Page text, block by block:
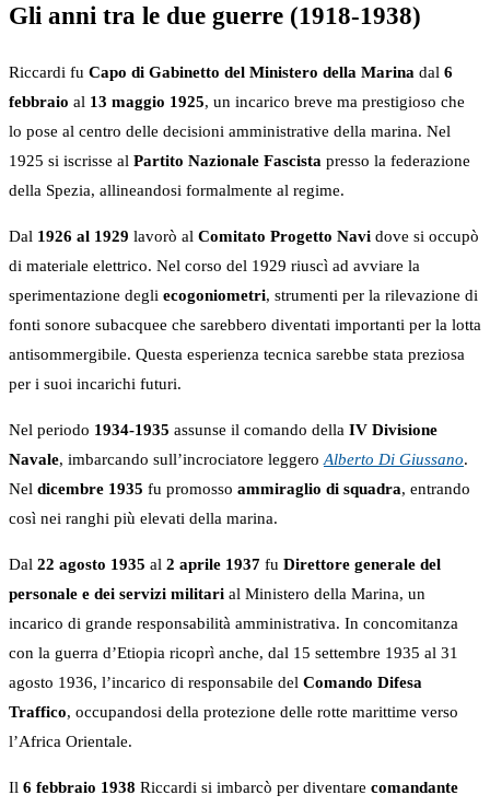
Gli anni tra le due guerre (1918-1938)
Riccardi fu Capo di Gabinetto del Ministero della Marina dal 6
febbraio al 13 maggio 1925, un incarico breve ma prestigioso che
lo pose al centro delle decisioni amministrative della marina. Nel
1925 si iscrisse al Partito Nazionale Fascista presso la federazione
della Spezia, allineandosi formalmente al regime.
Dal 1926 al 1929 lavorò al Comitato Progetto Navi dove si occupò
di materiale elettrico. Nel corso del 1929 riuscì ad avviare la
sperimentazione degli ecogoniometri, strumenti per la rilevazione di
fonti sonore subacquee che sarebbero diventati importanti per la lotta
antisommergibile. Questa esperienza tecnica sarebbe stata preziosa
per i suoi incarichi futuri.
Nel periodo 1934-1935 assunse il comando della IV Divisione
Navale, imbarcando sull’incrociatore leggeroAlberto Di Giussano.
Nel dicembre 1935 fu promosso ammiraglio di squadra, entrando
così nei ranghi più elevati della marina.
Dal 22 agosto 1935 al 2 aprile 1937 fu Direttore generale del
personale e dei servizi militari al Ministero della Marina, un
incarico di grande responsabilità amministrativa. In concomitanza
con la guerra d’Etiopia ricoprì anche, dal 15 settembre 1935 al 31
agosto 1936, l’incarico di responsabile del Comando Difesa
Traffico, occupandosi della protezione delle rotte marittime verso
l’Africa Orientale.
Il 6 febbraio 1938 Riccardi si imbarcò per diventare comandante